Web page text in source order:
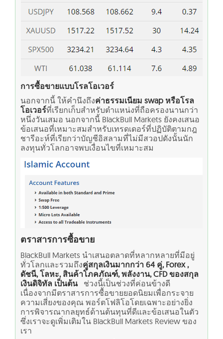
การซื้อขายแบบโรลโอเวอร์
นอกจากนี้ ให้คำนึงถึงค่าธรรมเนียม swap หรือโรล
โอเวอร์ที่เรียกเก็บสำหรับตำแหน่งที่ถือครองนานกว่า
หนึ่งวันเสมอ นอกจากนี้ BlackBull Markets ยังคงเสนอ
ข้อเสนอที่เหมาะสมสำหรับเทรดเดอร์ที่ปฏิบัติตามกฎ
ชารีอะห์ที่เรียกว่าบัญชีอิสลามที่ไม่มีสวอปดังนั้นนัก
ลงทุนทั่วโลกอาจพบเงื่อนไขที่เหมาะสม
ตราสารการซื้อขาย
BlackBull Markets นำเสนอตลาดที่หลากหลายที่มีอยู่
ทั่วโลกและรวมถึงคู่สกุลเงินมากกว่า 64 คู่, Forex,
ดัชนี, โลหะ, สินค้าโภคภัณฑ์, พลังงาน, CFD ของสกุล
เงินดิจิทัล เป็นต้นช่วงนี้เป็นช่วงที่ค่อนข้างดี
เนื่องจากมีตราสารการซื้อขายยอดนิยมเพื่อกระจาย
ความเสี่ยงของคุณ พอร์ตโฟลิโอโดยเฉพาะอย่างยิ่ง
การพิจารณากลยุทธ์ด้านต้นทุนที่ดีและข้อเสนอในตัว
ซึ่งเราจะดูเพิ่มเติมใน BlackBull Markets Review ของ
เรา